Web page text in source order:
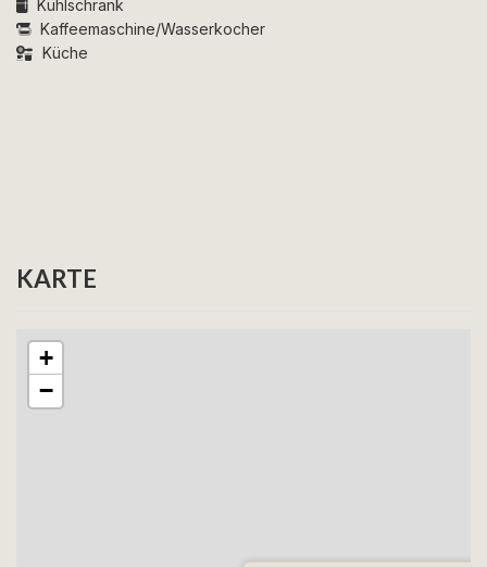
Hinweis:Die Wohnung liegt im Erdgeschoss, aber es
gibt Treppen zum Gebäude.
Kühlschrank
Kaffeemaschine/Wasserkocher
Küche
KARTE
+
−